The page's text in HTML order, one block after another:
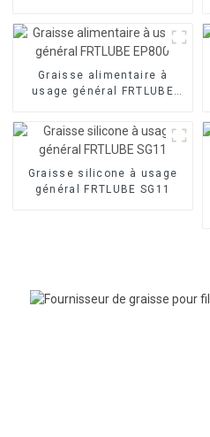
Graisse alimentaire à
usage général FRTLUBE
Graisse silicone à usage
général FRTLUBE SG11